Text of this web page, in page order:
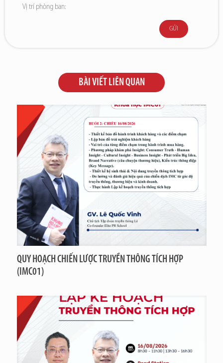
BÀI VIẾT LIÊN QUAN
QUY HOẠCH CHIẾN LƯỢC TRUYỀN THÔNG TÍCH HỢP
(IMC01)